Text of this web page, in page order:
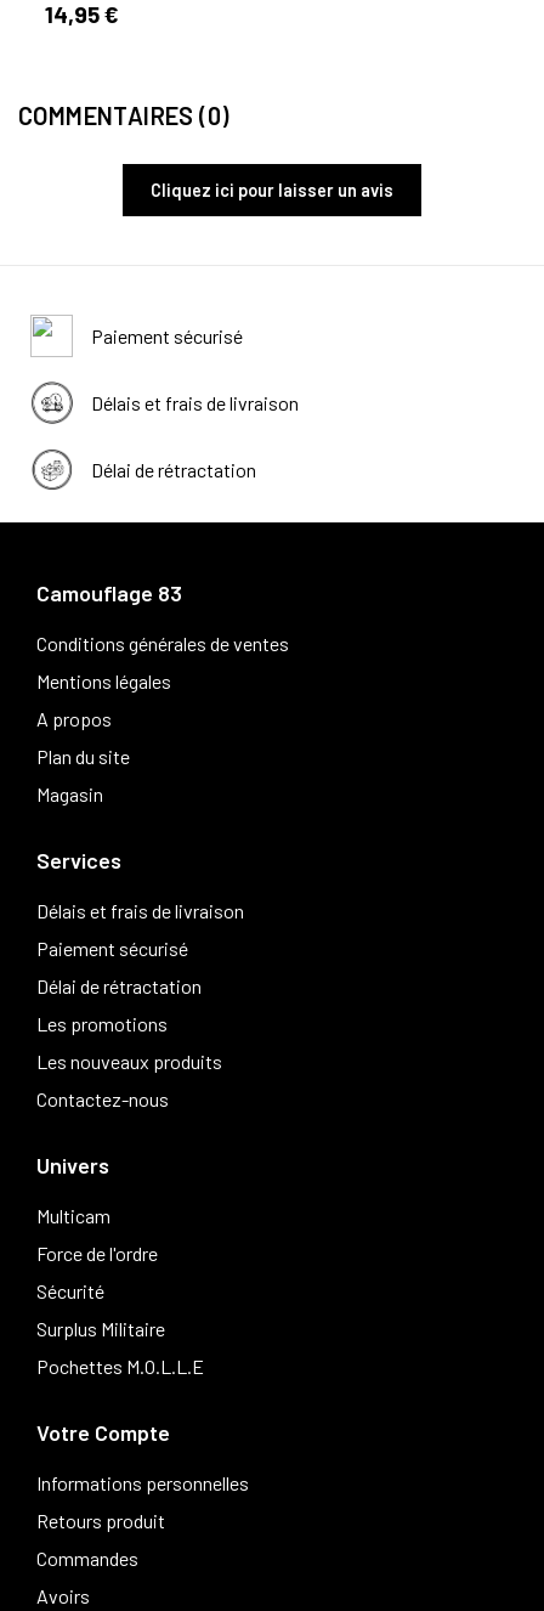
14,95 €
COMMENTAIRES (0)
Cliquez ici pour laisser un avis
Paiement sécurisé
Délais et frais de livraison
Délai de rétractation
Camouflage 83
Conditions générales de ventes
Mentions légales
A propos
Plan du site
Magasin
Services
Délais et frais de livraison
Paiement sécurisé
Délai de rétractation
Les promotions
Les nouveaux produits
Contactez-nous
Univers
Multicam
Force de l'ordre
Sécurité
Surplus Militaire
Pochettes M.O.L.L.E
Votre Compte
Informations personnelles
Retours produit
Commandes
Avoirs